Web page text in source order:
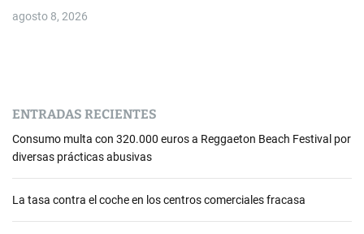
agosto 8, 2026
ENTRADAS RECIENTES
Consumo multa con 320.000 euros a Reggaeton Beach Festival por
diversas prácticas abusivas
La tasa contra el coche en los centros comerciales fracasa